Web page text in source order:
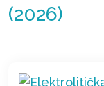
(2026)